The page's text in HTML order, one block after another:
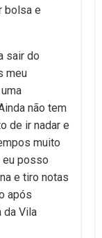
bolsa e
sair do
meu
não tem
de ir nadar e
muito
eu posso
e tiro notas
após
da Vila